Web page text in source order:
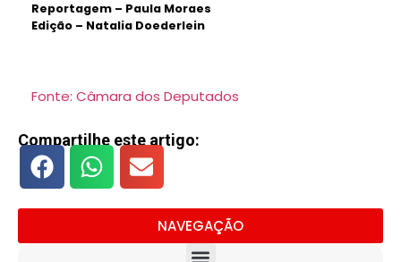
Reportagem – Paula Moraes
Edição – Natalia Doederlein
Fonte: Câmara dos Deputados
Compartilhe este artigo:
NAVEGAÇÃO